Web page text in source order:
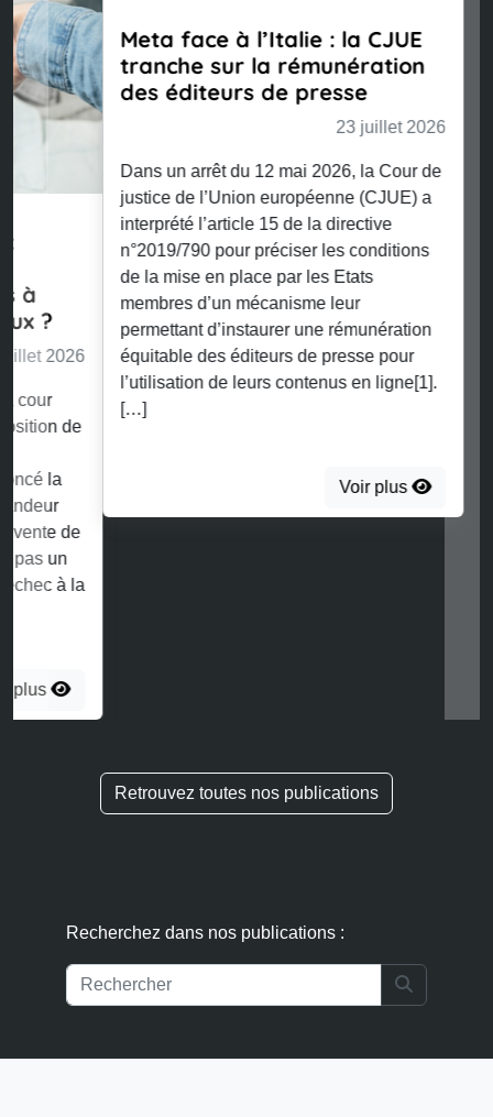
Meta face à l’Italie : la CJUE
tranche sur la rémunération
des éditeurs de presse
23 juillet 2026
Dans un arrêt du 12 mai 2026, la Cour de
justice de l’Union européenne (CJUE) a
interprété l’article 15 de la directive
n°2019/790 pour préciser les conditions
de la mise en place par les Etats
membres d’un mécanisme leur
permettant d’instaurer une rémunération
équitable des éditeurs de presse pour
l’utilisation de leurs contenus en ligne[1].
Voir plus
Suivez nos actualités IP IT :
S'abonner à la newsletter
Accueil
Informations légales